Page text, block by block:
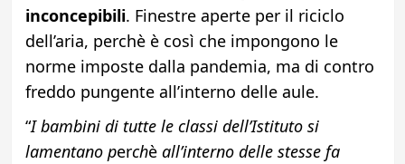
inconcepibili. Finestre aperte per il riciclo
dell’aria, perchè è così che impongono le
norme imposte dalla pandemia, ma di contro
freddo pungente all’interno delle aule.
“I bambini di tutte le classi dell’Istituto si
lamentano perchèall’interno delle stesse fa